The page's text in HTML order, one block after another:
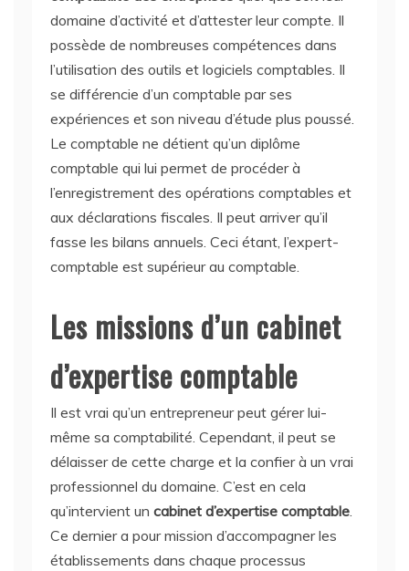
domaine d’activité et d’attester leur compte. Il
possède de nombreuses compétences dans
l’utilisation des outils et logiciels comptables. Il
se différencie d’un comptable par ses
expériences et son niveau d’étude plus poussé.
Le comptable ne détient qu’un diplôme
comptable qui lui permet de procéder à
l’enregistrement des opérations comptables et
aux déclarations fiscales. Il peut arriver qu’il
fasse les bilans annuels. Ceci étant, l’expert-
comptable est supérieur au comptable.
Les missions d’un cabinet
d’expertise comptable
Il est vrai qu’un entrepreneur peut gérer lui-
même sa comptabilité. Cependant, il peut se
délaisser de cette charge et la confier à un vrai
professionnel du domaine. C’est en cela
qu’intervient un cabinet d’expertise comptable.
Ce dernier a pour mission d’accompagner les
établissements dans chaque processus